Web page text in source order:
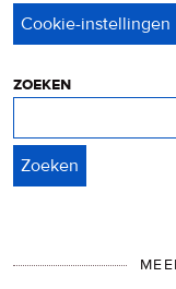
zoeken